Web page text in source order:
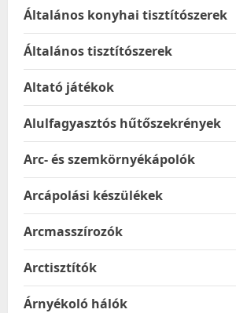
Általános konyhai tisztítószerek
Általános tisztítószerek
Altató játékok
Alulfagyasztós hűtőszekrények
Arc- és szemkörnyékápolók
Arcápolási készülékek
Arcmasszírozók
Arctisztítók
Árnyékoló hálók